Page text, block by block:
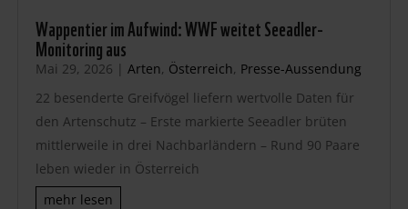
Wappentier im Aufwind: WWF weitet Seeadler-
Monitoring aus
Mai 29, 2026 | Arten, Österreich, Presse-Aussendung
22 besenderte Greifvögel liefern wertvolle Daten für
den Artenschutz – Erste markierte Seeadler brüten
mittlerweile in drei Nachbarländern – Rund 90 Paare
leben wieder in Österreich
mehr lesen